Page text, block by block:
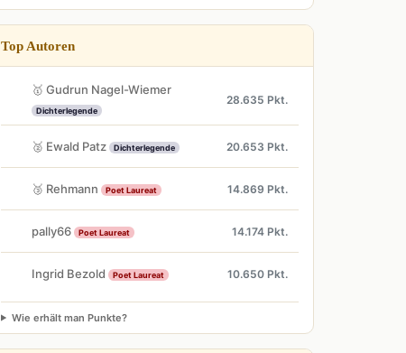
Top Autoren
🥇 Gudrun Nagel-Wiemer
Dichterlegende
28.635 Pkt.
🥈 Ewald Patz Dichterlegende 20.653 Pkt.
🥉 Rehmann Poet Laureat 14.869 Pkt.
pally66 Poet Laureat 14.174 Pkt.
Ingrid Bezold Poet Laureat 10.650 Pkt.
Wie erhält man Punkte?